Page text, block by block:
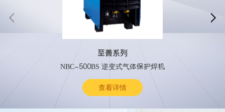
至善系列
NBC-500BS 逆变式气体保护焊机
查看详情
 